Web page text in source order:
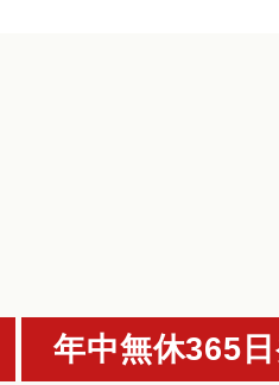
年中無休365